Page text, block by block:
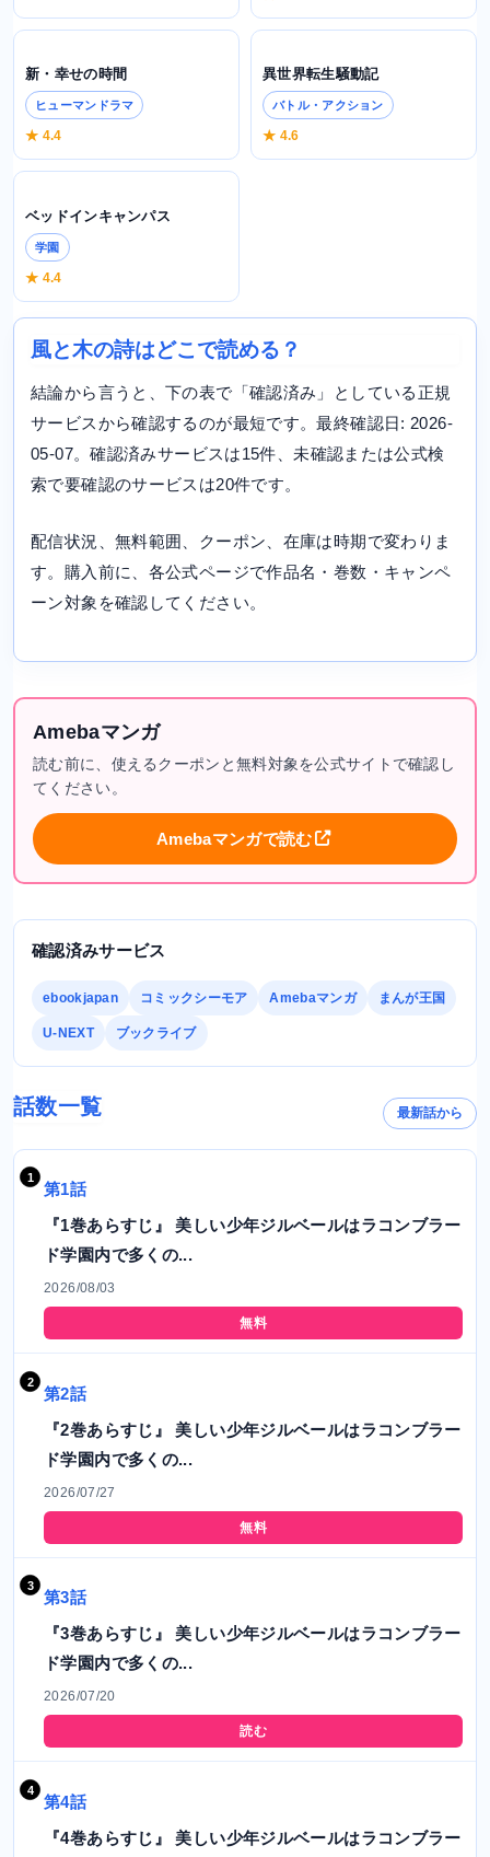
新・幸せの時間
ヒューマンドラマ
★ 4.4
異世界転生騒動記
バトル・アクション
★ 4.6
ベッドインキャンパス
学園
★ 4.4
風と木の詩はどこで読める？
結論から言うと、下の表で「確認済み」としている正規
サービスから確認するのが最短です。最終確認日: 2026-
05-07。確認済みサービスは15件、未確認または公式検
索で要確認のサービスは20件です。
配信状況、無料範囲、クーポン、在庫は時期で変わりま
す。購入前に、各公式ページで作品名・巻数・キャンペ
ーン対象を確認してください。
Amebaマンガ
読む前に、使えるクーポンと無料対象を公式サイトで確認し
てください。
Amebaマンガで読む
確認済みサービス
ebookjapan コミックシーモア Amebaマンガ まんが王国
U-NEXT ブックライブ
話数一覧 最新話から
第1話
『1巻あらすじ』 美しい少年ジルベールはラコンブラー
ド学園内で多くの...
2026/08/03
無料
第2話
『2巻あらすじ』 美しい少年ジルベールはラコンブラー
ド学園内で多くの...
2026/07/27
無料
第3話
『3巻あらすじ』 美しい少年ジルベールはラコンブラー
ド学園内で多くの...
2026/07/20
読む
第4話
『4巻あらすじ』 美しい少年ジルベールはラコンブラー